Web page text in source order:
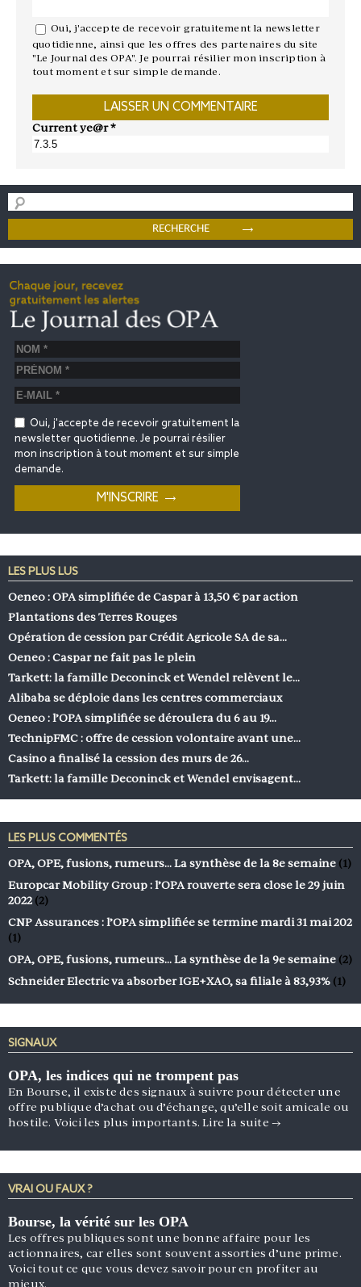
Oui, j'accepte de recevoir gratuitement la newsletter
quotidienne, ainsi que les offres des partenaires du site
"Le Journal des OPA". Je pourrai résilier mon inscription à
tout moment et sur simple demande.
Current ye@r*
Oui, j'accepte de recevoir gratuitement la
newsletter quotidienne. Je pourrai résilier
mon inscription à tout moment et sur simple
demande.
LES PLUS LUS
Oeneo : OPA simplifiée de Caspar à 13,50 € par action
Plantations des Terres Rouges
Opération de cession par Crédit Agricole SA de sa…
Oeneo : Caspar ne fait pas le plein
Tarkett: la famille Deconinck et Wendel relèvent le…
Alibaba se déploie dans les centres commerciaux
Oeneo : l’OPA simplifiée se déroulera du 6 au 19…
TechnipFMC : offre de cession volontaire avant une…
Casino a finalisé la cession des murs de 26…
Tarkett: la famille Deconinck et Wendel envisagent…
LES PLUS COMMENTÉS
OPA, OPE, fusions, rumeurs… La synthèse de la 8e semaine (1)
Europcar Mobility Group : l’OPA rouverte sera close le 29 juin
2022 (2)
CNP Assurances : l’OPA simplifiée se termine mardi 31 mai 202
(1)
OPA, OPE, fusions, rumeurs… La synthèse de la 9e semaine (2)
Schneider Electric va absorber IGE+XAO, sa filiale à 83,93% (1)
SIGNAUX
OPA, les indices qui ne trompent pas
En Bourse, il existe des signaux à suivre pour détecter une
offre publique d’achat ou d’échange, qu’elle soit amicale ou
hostile. Voici les plus importants.Lire la suite →
VRAI OU FAUX ?
Bourse, la vérité sur les OPA
Les offres publiques sont une bonne affaire pour les
actionnaires, car elles sont souvent assorties d’une prime.
Voici tout ce que vous devez savoir pour en profiter au
mieux.